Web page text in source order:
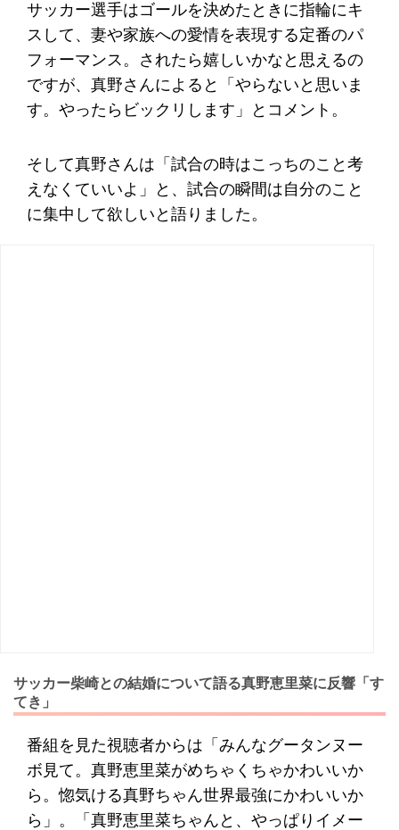
サッカー選手はゴールを決めたときに指輪にキ
スして、妻や家族への愛情を表現する定番のパ
フォーマンス。されたら嬉しいかなと思えるの
ですが、真野さんによると「やらないと思いま
す。やったらビックリします」とコメント。
そして真野さんは「試合の時はこっちのこと考
えなくていいよ」と、試合の瞬間は自分のこと
に集中して欲しいと語りました。
サッカー柴崎との結婚について語る真野恵里菜に反響「す
てき」
番組を見た視聴者からは「みんなグータンヌー
ボ見て。真野恵里菜がめちゃくちゃかわいいか
ら。惚気ける真野ちゃん世界最強にかわいいか
ら」。「真野恵里菜ちゃんと、やっぱりイメー